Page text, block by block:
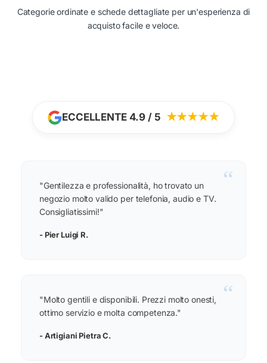
Categorie ordinate e schede dettagliate per un'esperienza di
acquisto facile e veloce.
ECCELLENTE 4.9 / 5 ★★★★★
“
"Gentilezza e professionalità, ho trovato un
negozio molto valido per telefonia, audio e TV.
Consigliatissimi!"
- Pier Luigi R.
“
"Molto gentili e disponibili. Prezzi molto onesti,
ottimo servizio e molta competenza."
- Artigiani Pietra C.